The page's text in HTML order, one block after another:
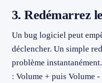
3. Redémarrez
Un bug logiciel peut
déclencher. Un simple
problème
: Volume + puis Volume